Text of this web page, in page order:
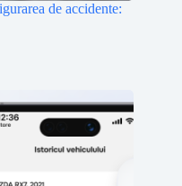
de accidente: